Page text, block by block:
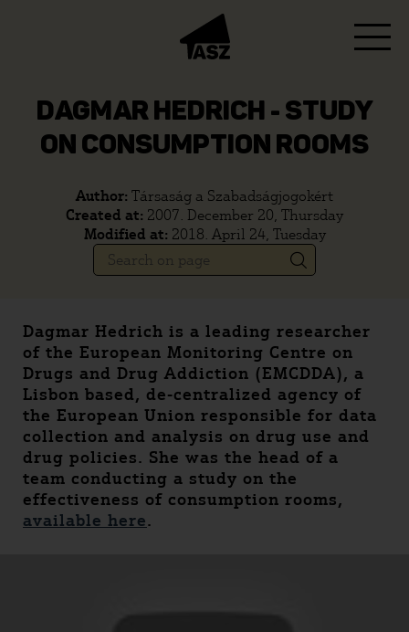
DAGMAR HEDRICH - STUDY
ON CONSUMPTION ROOMS
Author: Társaság a Szabadságjogokért
Created at: 2007. December 20, Thursday
Modified at: 2018. April 24, Tuesday
Dagmar Hedrich is a leading researcher
of the European Monitoring Centre on
Drugs and Drug Addiction (EMCDDA), a
Lisbon based, de-centralized agency of
the European Union responsible for data
collection and analysis on drug use and
drug policies. She was the head of a
team conducting a study on the
effectiveness of consumption rooms,
available here.